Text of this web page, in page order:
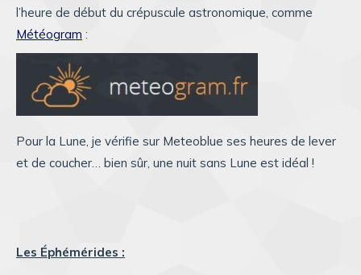
l’heure de début du crépuscule astronomique, comme
Météogram :
Pour la Lune, je vérifie sur Meteoblue ses heures de lever
et de coucher… bien sûr, une nuit sans Lune est idéal !
Les Éphémérides :